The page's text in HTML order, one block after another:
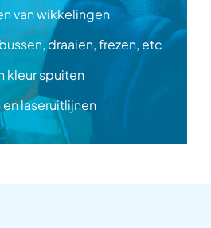
van wikkelingen
draaien, frezen, etc
kleur spuiten
laseruitlijnen